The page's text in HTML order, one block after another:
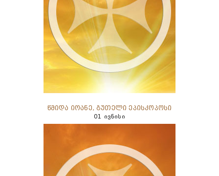
წმიდა იოანე, გუთელი ეპისკოპოსი
01 ივნისი